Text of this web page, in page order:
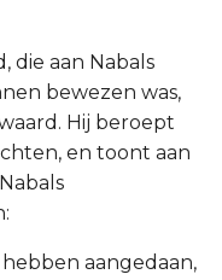
die aan Nabals
bewezen was,
Hij beroept
en toont aan
aangedaan,